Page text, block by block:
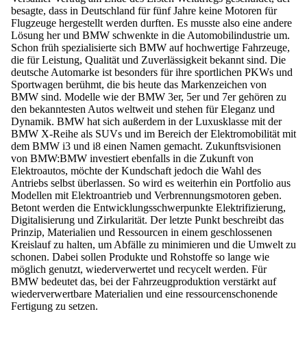
besagte, dass in Deutschland für fünf Jahre keine Motoren für
Flugzeuge hergestellt werden durften. Es musste also eine andere
Lösung her und BMW schwenkte in die Automobilindustrie um.
Schon früh spezialisierte sich BMW aufhochwertige Fahrzeuge,
die für Leistung, Qualität und Zuverlässigkeit bekannt sind. Die
deutsche Automarke ist besonders für ihre sportlichen PKWs und
Sportwagen berühmt, die bis heute das Markenzeichen von
BMW sind. Modelle wie derBMW 3er, 5er und 7er gehören zu
den bekanntesten Autos weltweit und stehen für Eleganz und
Dynamik. BMW hat sich außerdem in der Luxusklasse mit der
BMW X-Reihe als SUVs und im Bereich derElektromobilität mit
dem BMW i3 und i8 einen Namen gemacht. Zukunftsvisionen
von BMW:BMW investiert ebenfalls in die Zukunft von
Elektroautos, möchte derKundschaft jedoch die Wahl des
Antriebs selbst überlassen. So wird es weiterhin ein Portfolio aus
Modellen mit Elektroantrieb und Verbrennungsmotoren geben.
Betont werden die Entwicklungsschwerpunkte Elektrifizierung,
Digitalisierung und Zirkularität. Der letzte Punkt beschreibt das
Prinzip, Materialien und Ressourcen in einem geschlossenen
Kreislauf zu halten, um Abfälle zu minimieren und die Umwelt zu
schonen. Dabei sollen Produkte und Rohstoffe so lange wie
möglich genutzt, wiederverwertet und recycelt werden. Für
BMW bedeutet das, bei der Fahrzeugproduktion verstärkt auf
wiederverwertbare Materialien und eine ressourcenschonende
Fertigung zu setzen.